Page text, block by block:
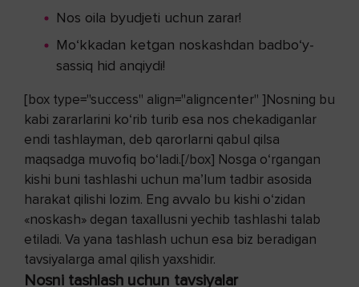
Nos oila byudjeti uchun zarar!
Mo‘kkadan ketgan noskashdan badbo‘y-
sassiq hid anqiydi!
[box type="success" align="aligncenter" ]Nosning bu
kabi zararlarini ko‘rib turib esa nos chekadiganlar
endi tashlayman, deb qarorlarni qabul qilsa
maqsadga muvofiq bo‘ladi.[/box] Nosga o‘rgangan
kishi buni tashlashi uchun ma’lum tadbir asosida
harakat qilishi lozim. Eng avvalo bu kishi o‘zidan
«noskash» degan taxallusni yechib tashlashi talab
etiladi. Va yana tashlash uchun esa biz beradigan
tavsiyalarga amal qilish yaxshidir.
Nosni tashlash uchun tavsiyalar